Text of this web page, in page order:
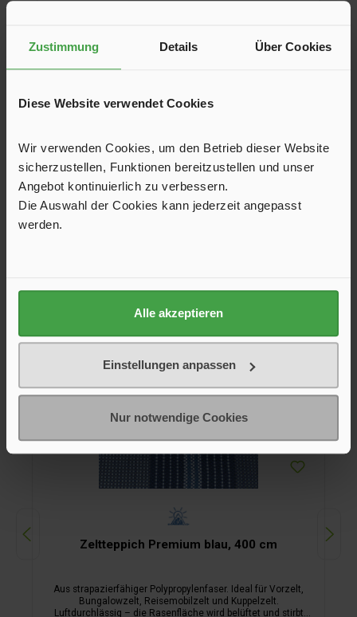
Zustimmung Details Über Cookies
Diese Website verwendet Cookies
Wir verwenden Cookies, um den Betrieb dieser Website
sicherzustellen, Funktionen bereitzustellen und unser
Angebot kontinuierlich zu verbessern.
Die Auswahl der Cookies kann jederzeit angepasst
werden.
Alle akzeptieren
Einstellungen anpassen
Nur notwendige Cookies
Auslegeware. Hält das Material am Boden fest, ohne es zu
durchlöchern.
Zeltteppich Premium blau, 400 cm
Aus strapazierfähiger Polypropylenfaser. Ideal für Vorzelt,
Bungalowzelt, Reisemobilzelt und Kuppelzelt.
Luftdurchlässig – die Rasenfläche wird belüftet und stirbt